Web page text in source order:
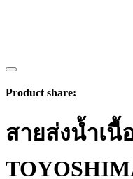
Product share:
สายส่งน้ำเนื้